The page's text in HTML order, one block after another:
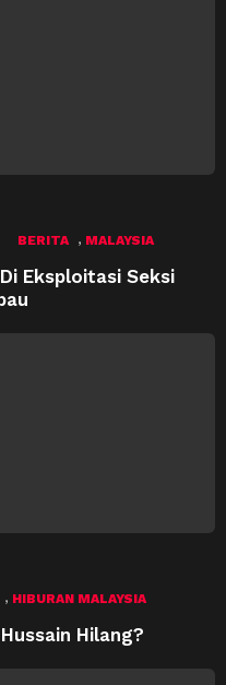
BERITA , MALAYSIA
Di Eksploitasi Seksi
, HIBURAN MALAYSIA
Hilang?